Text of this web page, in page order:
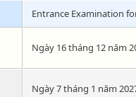
Entrance Examination
Ngày 16 tháng 12 năm
Ngày 7 tháng 1 năm